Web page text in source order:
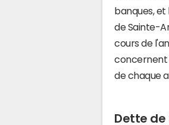
banques,
de Sainte-
cours de
concernent
de chaque
Dette